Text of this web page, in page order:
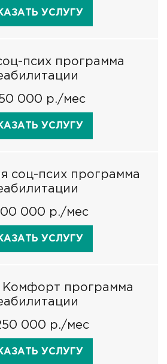
УСЛУГУ
псих программа
000 р./мес
УСЛУГУ
соц-псих программа
000 р./мес
УСЛУГУ
Комфорт программа
000 р./мес
УСЛУГУ